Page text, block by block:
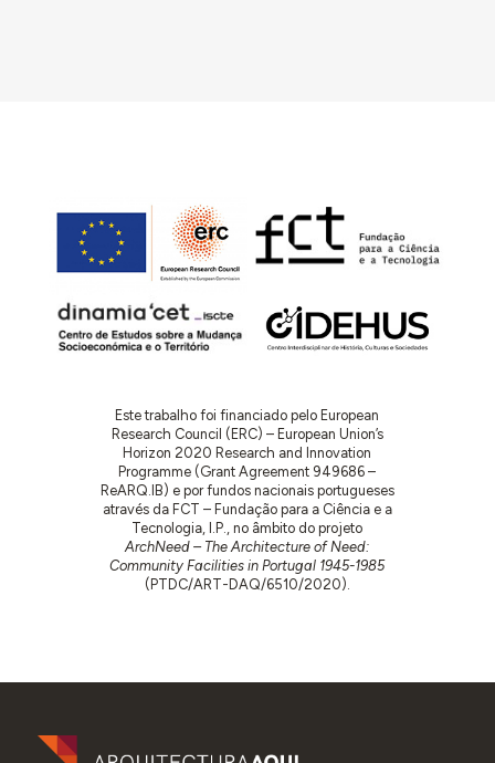
Este trabalho foi financiado pelo European
Research Council (ERC) – European Union’s
Horizon 2020 Research and Innovation
Programme (Grant Agreement 949686 –
ReARQ.IB) e por fundos nacionais portugueses
através da FCT – Fundação para a Ciência e a
Tecnologia, I.P., no âmbito do projeto
ArchNeed – The Architecture of Need:
Community Facilities in Portugal 1945-1985
(PTDC/ART-DAQ/6510/2020).